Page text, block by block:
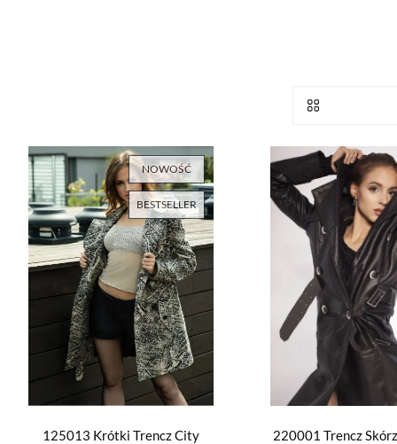
NOWOŚĆ
BESTSELLER
125013 Krótki Trencz City
220001 Trencz